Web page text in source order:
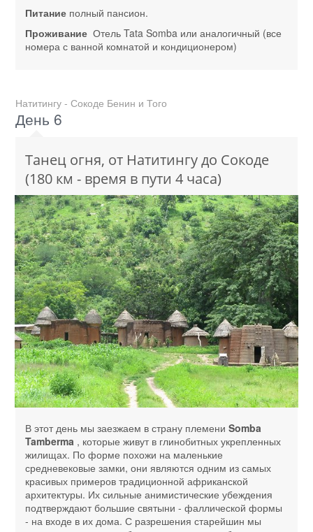
Питание полный пансион.
Проживание Отель Tata Somba или аналогичный (все
номера с ванной комнатой и кондиционером)
Натитингу - Сокоде Бенин и Того
День 6
Танец огня, от Натитингу до Сокоде
(180 км - время в пути 4 часа)
В этот день мы заезжаем в страну племени Somba
Tamberma , которые живут в глинобитных укрепленных
жилищах. По форме похожи на маленькие
средневековые замки, они являются одним из самых
красивых примеров традиционной африканской
архитектуры. Их сильные анимистические убеждения
подтверждают большие святыни - фаллической формы
- на входе в их дома. С разрешения старейшин мы